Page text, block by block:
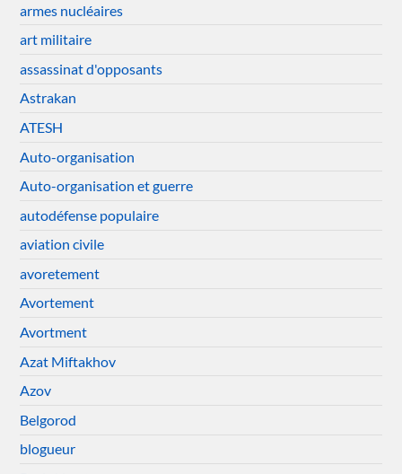
armes nucléaires
art militaire
assassinat d'opposants
Astrakan
ATESH
Auto-organisation
Auto-organisation et guerre
autodéfense populaire
aviation civile
avoretement
Avortement
Avortment
Azat Miftakhov
Azov
Belgorod
blogueur